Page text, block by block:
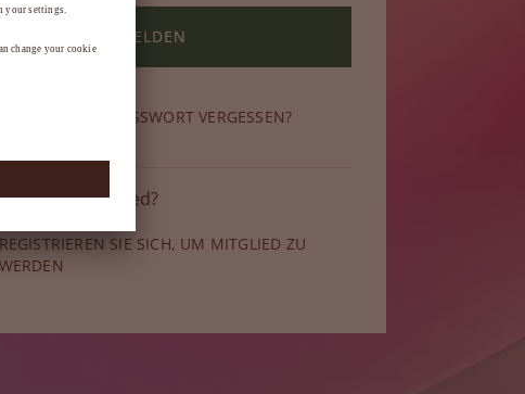
ANMELDEN
HABEN SIE IHR PASSWORT VERGESSEN?
kein Mitglied?
REGISTRIEREN SIE SICH, UM MITGLIED ZU
WERDEN